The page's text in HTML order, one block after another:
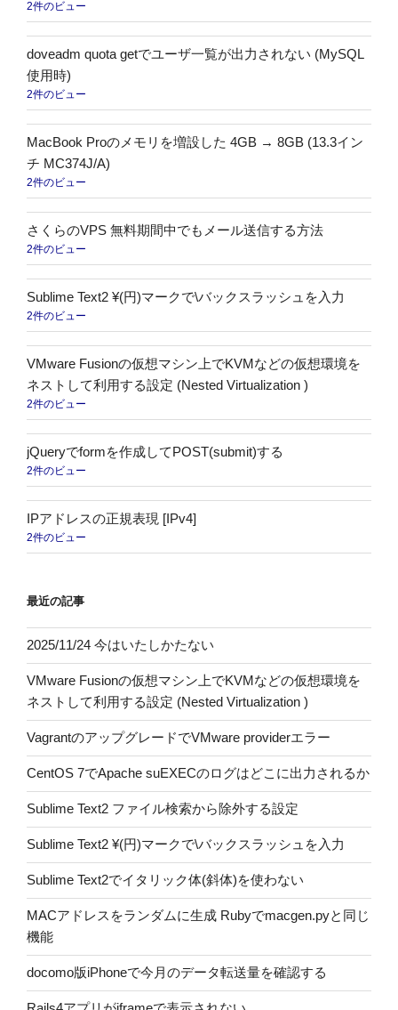
き
た”
の
2件のビュー
doveadm quota getでユーザ一覧が出力されない (MySQL
使用時)
2件のビュー
MacBook Proのメモリを増設した 4GB → 8GB (13.3イン
チ MC374J/A)
2件のビュー
さくらのVPS 無料期間中でもメール送信する方法
2件のビュー
Sublime Text2 ¥(円)マークで\バックスラッシュを入力
2件のビュー
VMware Fusionの仮想マシン上でKVMなどの仮想環境を
ネストして利用する設定 (Nested Virtualization )
2件のビュー
jQueryでformを作成してPOST(submit)する
2件のビュー
IPアドレスの正規表現 [IPv4]
2件のビュー
最近の記事
2025/11/24 今はいたしかたない
VMware Fusionの仮想マシン上でKVMなどの仮想環境を
ネストして利用する設定 (Nested Virtualization )
VagrantのアップグレードでVMware providerエラー
CentOS 7でApache suEXECのログはどこに出力されるか
Sublime Text2 ファイル検索から除外する設定
Sublime Text2 ¥(円)マークで\バックスラッシュを入力
Sublime Text2でイタリック体(斜体)を使わない
MACアドレスをランダムに生成 Rubyでmacgen.pyと同じ
機能
docomo版iPhoneで今月のデータ転送量を確認する